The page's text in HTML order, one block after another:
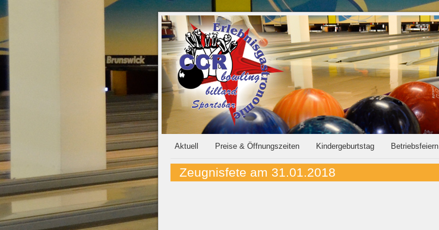
Aktuell Preise & Öffnungszeiten Kindergeburtstag Betriebsfeiern
Zeugnisfete am 31.01.2018